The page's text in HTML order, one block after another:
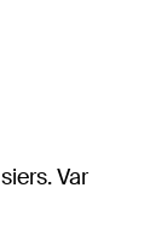
Var